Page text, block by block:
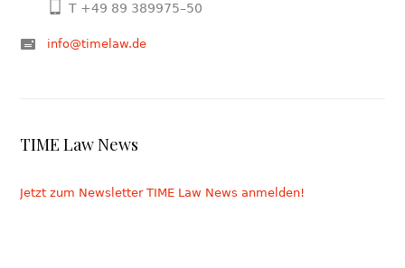
T +49 89 389975–50
info@timelaw.de
TIME Law News
Jetzt zum Newsletter TIME Law News anmelden!